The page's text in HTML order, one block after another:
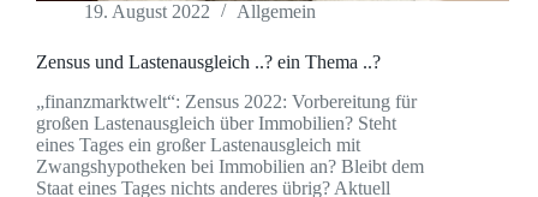
19. August 2022 Allgemein
Zensus und Lastenausgleich ..? ein Thema ..?
„finanzmarktwelt“: Zensus 2022: Vorbereitung für
großen Lastenausgleich über Immobilien? Steht
eines Tages ein großer Lastenausgleich mit
Zwangshypotheken bei Immobilien an? Bleibt dem
Staat eines Tages nichts anderes übrig? Aktuell